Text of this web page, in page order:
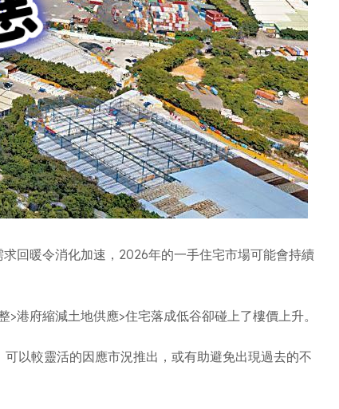
回暖令消化加速，2026年的一手住宅市場可能會持續
港府縮減土地供應>住宅落成低谷卻碰上了樓價上升。
以較靈活的因應市況推出，或有助避免出現過去的不